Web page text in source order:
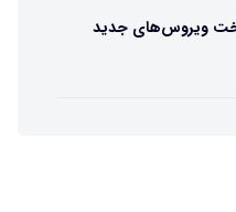
ویروس‌های جدید